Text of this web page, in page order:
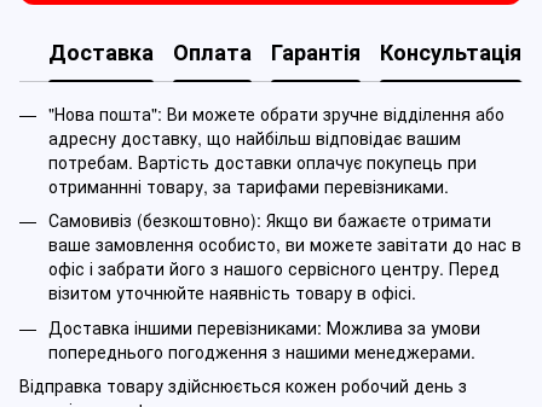
Доставка Оплата Гарантія Консультація
"Нова пошта": Ви можете обрати зручне відділення або
адресну доставку, що найбільш відповідає вашим
потребам. Вартість доставки оплачує покупець при
отриманнні товару, за тарифами перевізниками.
Самовивіз (безкоштовно): Якщо ви бажаєте отримати
ваше замовлення особисто, ви можете завітати до нас в
офіс і забрати його з нашого сервісного центру. Перед
візитом уточнюйте наявність товару в офісі.
Доставка іншими перевізниками: Можлива за умови
попереднього погодження з нашими менеджерами.
Відправка товару здійснюється кожен робочий день з